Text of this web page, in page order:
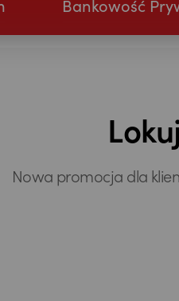
Bankowość
Nowa promocja dla